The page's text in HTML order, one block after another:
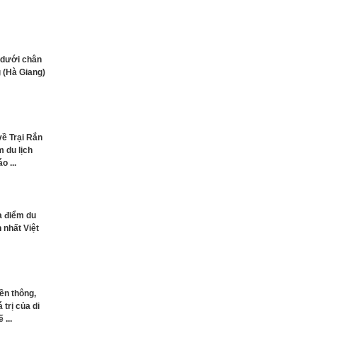
dưới chân
(Hà Giang)
Trại Rắn
du lịch
...
điểm du
nhất Việt
thông,
trị của di
...